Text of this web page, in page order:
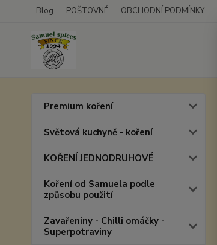
Blog POŠTOVNÉ OBCHODNÍ PODMÍNKY
Premium koření
Světová kuchyně - koření
KOŘENÍ JEDNODRUHOVÉ
Koření od Samuela podle
způsobu použití
Zavařeniny - Chilli omáčky -
Superpotraviny